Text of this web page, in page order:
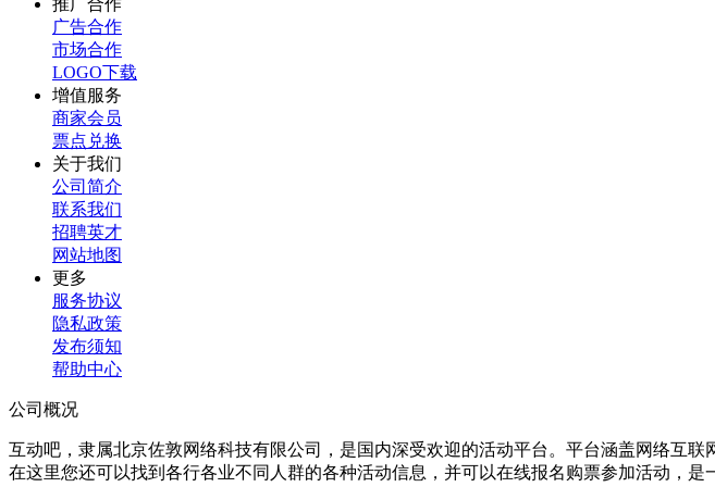
推广合作
广告合作
市场合作
LOGO下载
增值服务
商家会员
票点兑换
关于我们
公司简介
联系我们
招聘英才
网站地图
更多
服务协议
隐私政策
发布须知
帮助中心
公司概况
互动吧，隶属北京佐敦网络科技有限公司，是国内深受欢迎的活动平台。平台涵盖网络互
在这里您还可以找到各行各业不同人群的各种活动信息，并可以在线报名购票参加活动，是